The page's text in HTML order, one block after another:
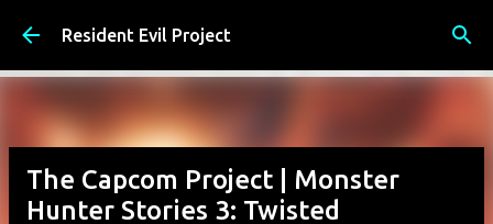
Pular para o conteúdo principal
Resident Evil Project
The Capcom Project | Monster
Hunter Stories 3: Twisted